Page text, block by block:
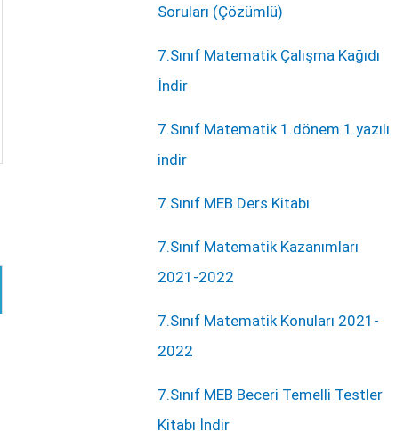
Soruları (Çözümlü)
7.Sınıf Matematik Çalışma Kağıdı
İndir
7.Sınıf Matematik 1.dönem 1.yazılı
indir
7.Sınıf MEB Ders Kitabı
7.Sınıf Matematik Kazanımları
2021-2022
7.Sınıf Matematik Konuları 2021-
2022
7.Sınıf MEB Beceri Temelli Testler
Kitabı İndir